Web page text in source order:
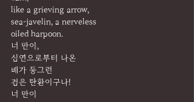
like a grieving arrow,
sea-javelin, a nerveless
oiled harpoon.
너 만이,
심연으로부터 나온
배가 둥그런
검은 탄환이구나!
너 만이